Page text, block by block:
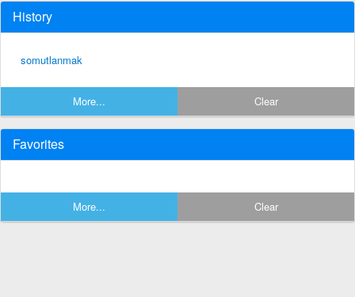
History
somutlanmak
More... Clear
Favorites
More... Clear